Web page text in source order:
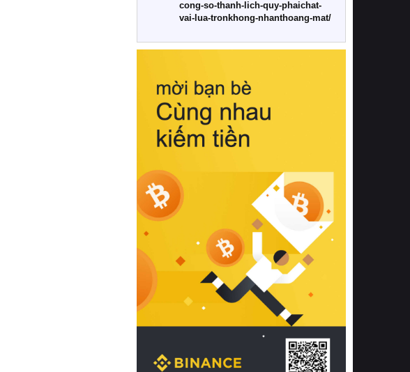
liệu tự nhiên đến công nghệ dệt
nhuộm hiện đại không chứa hóa chất
này, bạn sẽ cảm nhận rõ rệt sự khác
hồi chuẩn xác của phần đệm nâng đỡ
cột sống.
Bên cạnh đó, việc lựa chọn các dòng
sản phẩm đạt chuẩn chất lượng quốc
tế còn giúp ngăn ngừa tình trạng kích
khuẩn và nấm mốc trong điều kiện
thời tiết nóng ẩm. Bạn có thể tìm hiểu
thêm các nghiên cứu khoa học về tác
động của giấc ngủ và môi trường
phòng ngủ đối với sức khỏe con
người tại Sleep Foundation (External
Link) để có cái nhìn toàn diện hơn.
2. Các tiêu chí vàng khi lựa chọn
chăn ga gối đệm cao cấp cho phòng
ngủ
Để sở hữu một bộ chăn ga gối đệm
cao cấp hoàn hảo cả về thẩm mỹ lẫn
công năng, người tiêu dùng cần cân
nhắc kỹ lưỡng các tiêu chí quan trọng
cong-so-thanh-lich-quy-phaichat-
vai-lua-tronkhong-nhanthoang-mat/